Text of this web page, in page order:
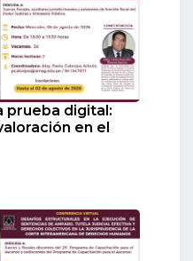
prueba digital:
en el